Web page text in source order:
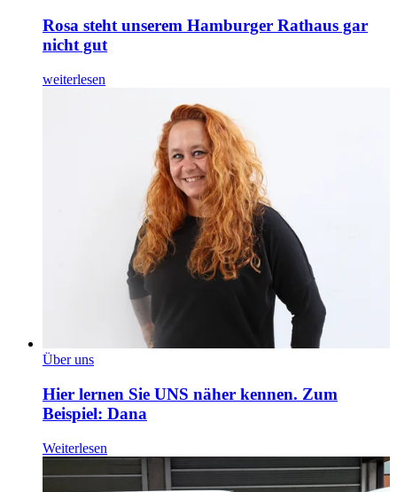
Rosa steht unserem Hamburger Rathaus gar
nicht gut
weiterlesen
Über uns
Hier lernen Sie UNS näher kennen. Zum
Beispiel: Dana
Weiterlesen